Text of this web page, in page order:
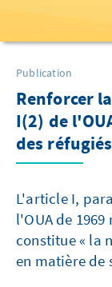
Publication
Renforcer
I(2) de
des réfugiés
L'article I,
l'OUA de
constitue « la
en matière de